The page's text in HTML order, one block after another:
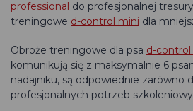
professional do profesjonalnej
treningowe d-control mini dla
Obroże treningowe dla psa d-
komunikują się z maksymalnie 6
nadajniku, są odpowiednie zarówno
profesjonalnych potrzeb